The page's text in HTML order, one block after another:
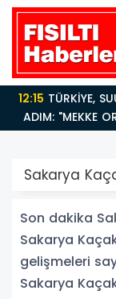
12:15
ADIM: "MEKKE
Sakarya
Son dakika
Sakarya
gelişmeleri
Sakarya